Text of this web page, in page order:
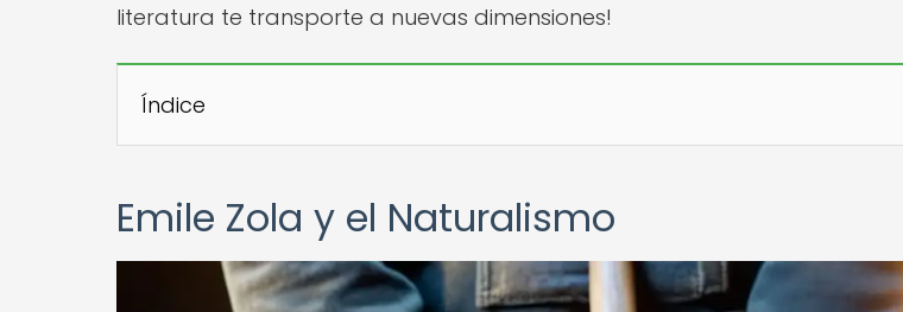
literatura te transporte a nuevas dimensiones!
Índice
Emile Zola y el Naturalismo